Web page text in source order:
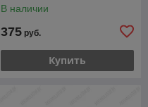
В наличии
375 руб.
Купить